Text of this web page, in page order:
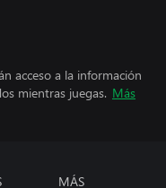
acceso a la información
mientras juegas. Más
MÁS